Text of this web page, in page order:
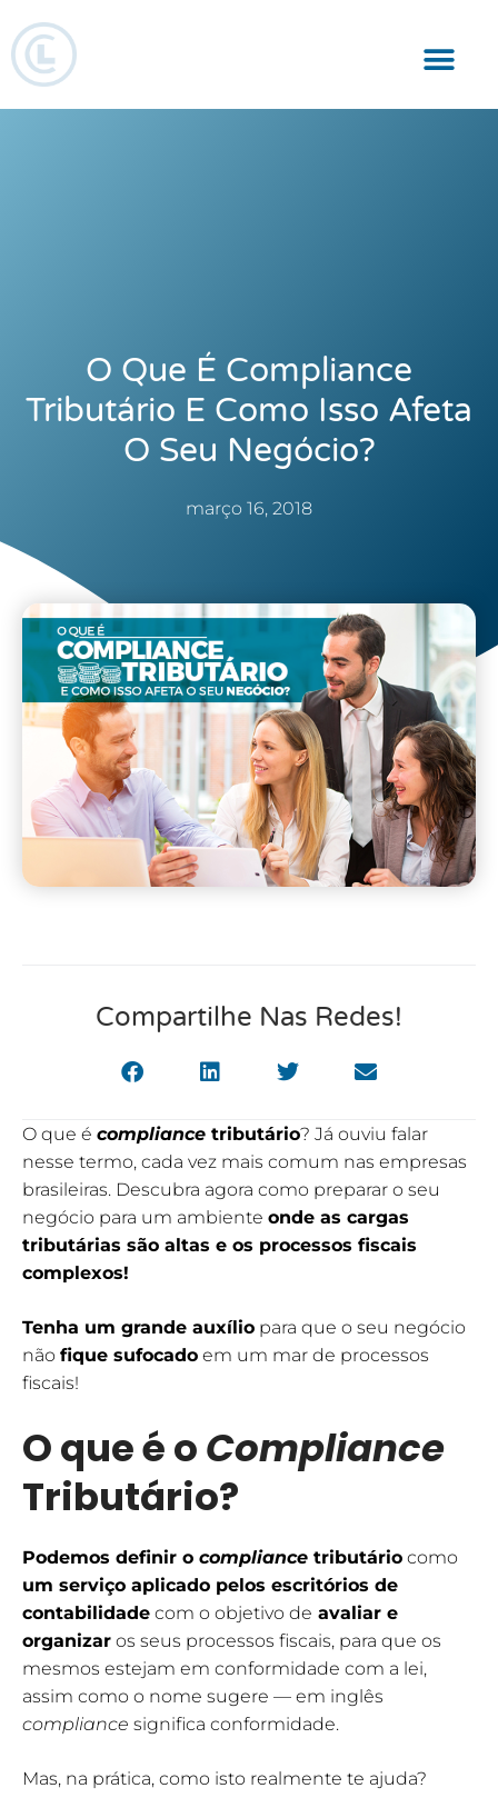
O Que É Compliance
Tributário E Como Isso Afeta
O Seu Negócio?
março 16, 2018
Compartilhe Nas Redes!
O que é compliance tributário? Já ouviu falar
nesse termo, cada vez mais comum nas empresas
brasileiras. Descubra agora como preparar o seu
negócio para um ambiente onde as cargas
tributárias são altas e os processos fiscais
complexos!
Tenha um grande auxílio para que o seu negócio
não fique sufocado em um mar de processos
fiscais!
O que é oCompliance
Tributário?
Podemos definir o compliance tributário como
um serviço aplicado pelos escritórios de
contabilidade com o objetivo de avaliar e
organizar os seus processos fiscais, para que os
mesmos estejam em conformidade com a lei,
assim como o nome sugere — em inglês
compliance significa conformidade.
Mas, na prática, como isto realmente te ajuda?